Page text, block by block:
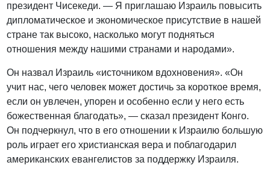
президент Чисекеди. — Я приглашаю Израиль повысить
дипломатическое и экономическое присутствие в нашей
стране так высоко, насколько могут подняться
отношения между нашими странами и народами».
Он назвал Израиль «источником вдохновения». «Он
учит нас, чего человек может достичь за короткое время,
если он увлечен, упорен и особенно если у него есть
божественная благодать», — сказал президент Конго.
Он подчеркнул, что в его отношении к Израилю большую
роль играет его христианская вера и поблагодарил
американских евангелистов за поддержку Израиля.